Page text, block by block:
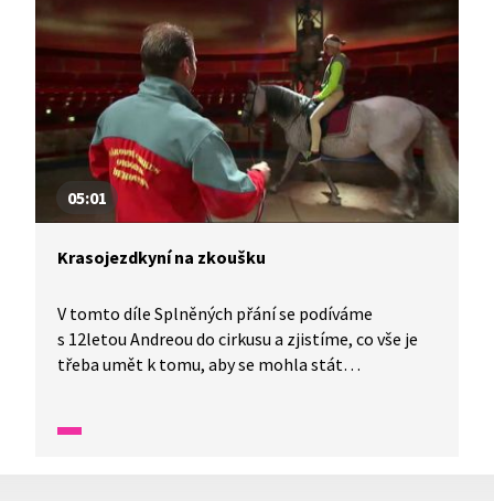
05:01
Krasojezdkyní na zkoušku
V tomto díle Splněných přání se podíváme
s 12letou Andreou do cirkusu a zjistíme, co vše je
třeba umět k tomu, aby se mohla stát